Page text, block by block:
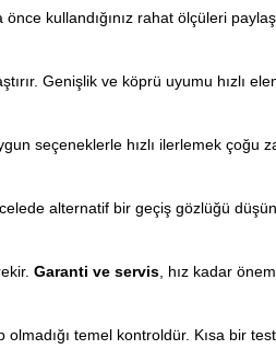
kullandığınız rahat ölçüleri
Genişlik ve köprü uyumu hızlı
seçeneklerle hızlı ilerlemek çoğu
alternatif bir geçiş gözlüğü
Garanti ve servis , hız kadar
temel kontroldür. Kısa bir